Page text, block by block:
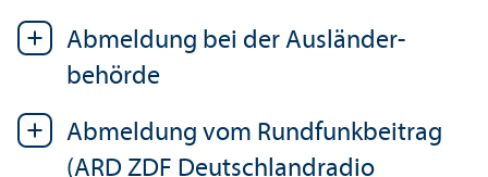
Abmeldung bei der Ausländer­
behörde
Abmeldung vom Rundfunkbeitrag
(ARD ZDF Deutschland­radio